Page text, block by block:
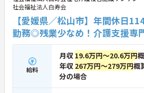
社会福祉法人白寿会
【愛媛県／松山市】年間休日
勤務◎残業少なめ！介護支援専
給料
月収 19.6万円～20.6万円
年収 267万円～279万円概
分の場合